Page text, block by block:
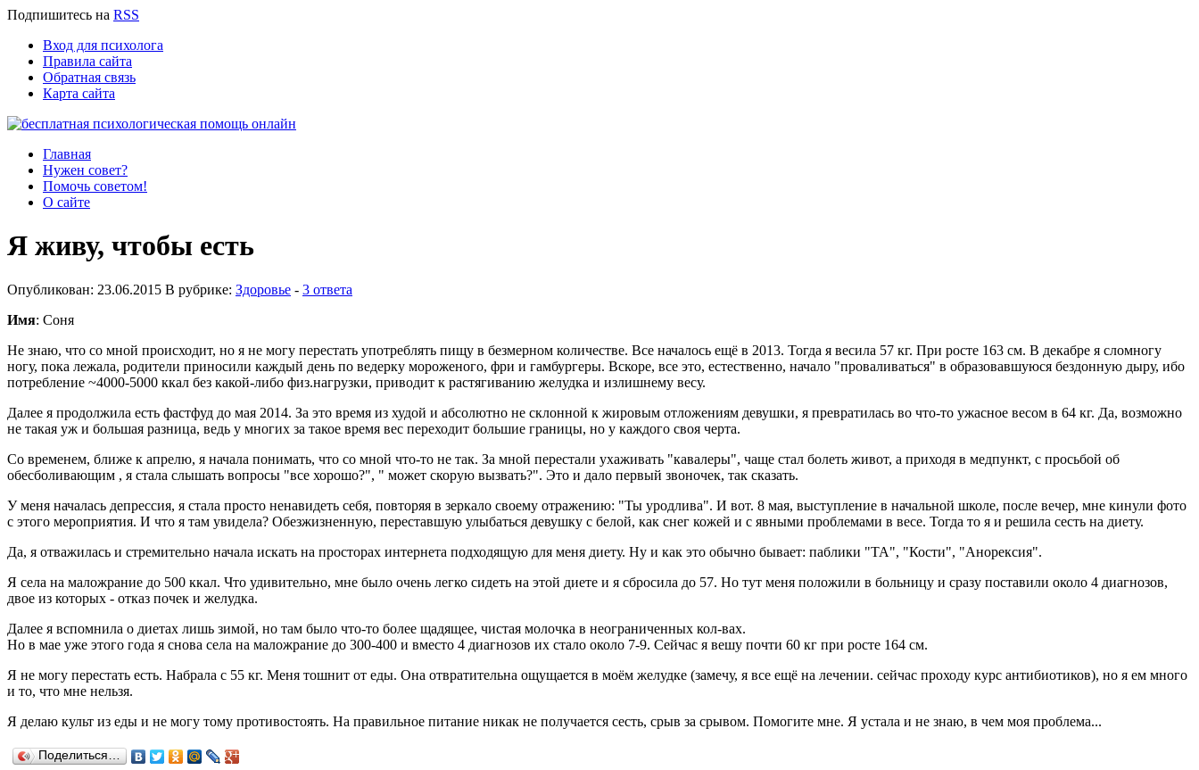
Подпишитесь на RSS
Вход для психолога
Правила сайта
Обратная связь
Карта сайта
Главная
Нужен совет?
Помочь советом!
О сайте
Я живу, чтобы есть
Опубликован: 23.06.2015 В рубрике: Здоровье - 3 ответа
Имя: Соня
Не знаю, что со мной происходит, но я не могу перестать употреблять пищу в безмерном количестве. Все началось ещё в 2013. Тогда я весила 57 кг. При росте 163 см. В декабре я сломногу
ногу, пока лежала, родители приносили каждый день по ведерку мороженого, фри и гамбургеры. Вскоре, все это, естественно, начало "проваливаться" в образовавшуюся бездонную дыру, ибо
потребление ~4000-5000 ккал без какой-либо физ.нагрузки, приводит к растягиванию желудка и излишнему весу.
Далее я продолжила есть фастфуд до мая 2014. За это время из худой и абсолютно не склонной к жировым отложениям девушки, я превратилась во что-то ужасное весом в 64 кг. Да, возможно
не такая уж и большая разница, ведь у многих за такое время вес переходит большие границы, но у каждого своя черта.
Со временем, ближе к апрелю, я начала понимать, что со мной что-то не так. За мной перестали ухаживать "кавалеры", чаще стал болеть живот, а приходя в медпункт, с просьбой об
обесболивающим , я стала слышать вопросы "все хорошо?", " может скорую вызвать?". Это и дало первый звоночек, так сказать.
У меня началась депрессия, я стала просто ненавидеть себя, повторяя в зеркало своему отражению: "Ты уродлива". И вот. 8 мая, выступление в начальной школе, после вечер, мне кинули фото
с этого мероприятия. И что я там увидела? Обезжизненную, переставшую улыбаться девушку с белой, как снег кожей и с явными проблемами в весе. Тогда то я и решила сесть на диету.
Да, я отважилась и стремительно начала искать на просторах интернета подходящую для меня диету. Ну и как это обычно бывает: паблики "ТА", "Кости", "Анорексия".
Я села на маложрание до 500 ккал. Что удивительно, мне было очень легко сидеть на этой диете и я сбросила до 57. Но тут меня положили в больницу и сразу поставили около 4 диагнозов,
двое из которых - отказ почек и желудка.
Далее я вспомнила о диетах лишь зимой, но там было что-то более щадящее, чистая молочка в неограниченных кол-вах.
Но в мае уже этого года я снова села на маложрание до 300-400 и вместо 4 диагнозов их стало около 7-9. Сейчас я вешу почти 60 кг при росте 164 см.
Я не могу перестать есть. Набрала с 55 кг. Меня тошнит от еды. Она отвратительна ощущается в моём желудке (замечу, я все ещё на лечении. сейчас проходу курс антибиотиков), но я ем много
и то, что мне нельзя.
Я делаю культ из еды и не могу тому противостоять. На правильное питание никак не получается сесть, срыв за срывом. Помогите мне. Я устала и не знаю, в чем моя проблема...
Поделиться…